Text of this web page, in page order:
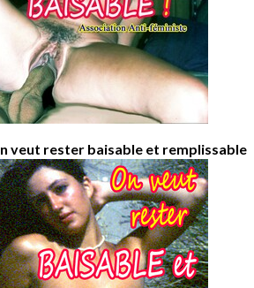
veut rester baisable et remplissable